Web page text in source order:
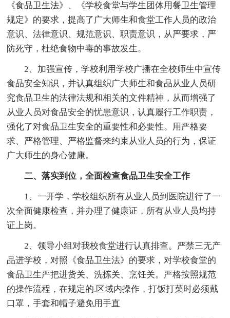
《食品卫生法》、《学校食堂与学生团体用餐卫生管理
规定》的要求，提高了广大师生和食堂工作人员的政治
意识、法律意识、规范意识、职责意识，从严要求，严
防死守，杜绝食物中毒的事故发生。
2、加强宣传，学校利用学校广播在全校师生中宣传
食品安全知识，并认真组织广大师生和食品从业人员研
究食品卫生的法律法规和相关的文件精神，从而增强了
从业人员对食品安全的忧患意识，认真履行工作职责，
强化了对食品卫生安全的重要性和必要性。用严格要
求、严格管理、严格监督来约束从业人员的行为，保证
广大师生的身心健康。
二、落实到位，全面检查食品卫生安全工作
1、一开学，学校组织所有从业人员到医院进行了一
次全面健康检查，并办理了健康证，所有从业人员均持
证上岗。
2、领导小组对我校食堂进行认真排查。严禁三无产
品进学校，对照《食品卫生法》的要求，对学校食堂的
食品卫生严把进货关、洗拣关、烹饪关。严格按照规范
的操作流程，在规定的.区域内操作，打饭打菜时必须戴
口罩，手套和帽子避免用手直